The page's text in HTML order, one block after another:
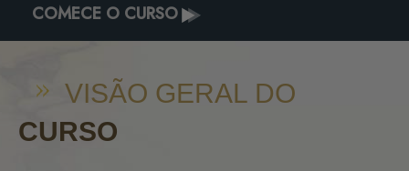
COMECE O CURSO
VISÃO GERAL DO
CURSO